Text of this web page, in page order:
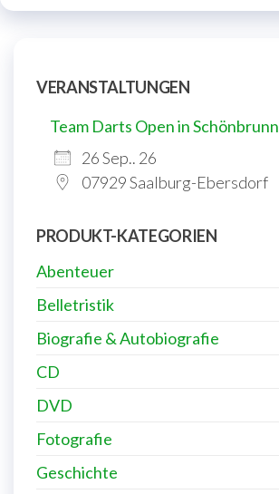
VERANSTALTUNGEN
Team Darts Open in Schönbrunn
26 Sep.. 26
07929 Saalburg-Ebersdorf
PRODUKT-KATEGORIEN
Abenteuer
Belletristik
Biografie & Autobiografie
CD
DVD
Fotografie
Geschichte